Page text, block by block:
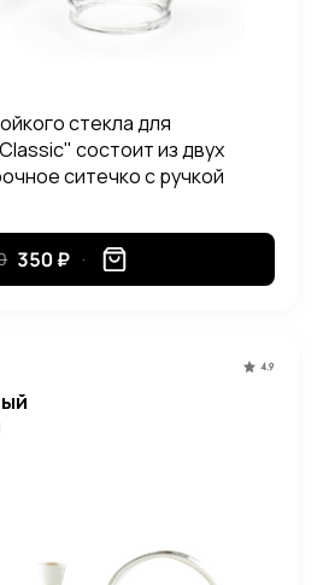
стекла для
состоит из двух
ситечко с ручкой
350 ₽
4.9